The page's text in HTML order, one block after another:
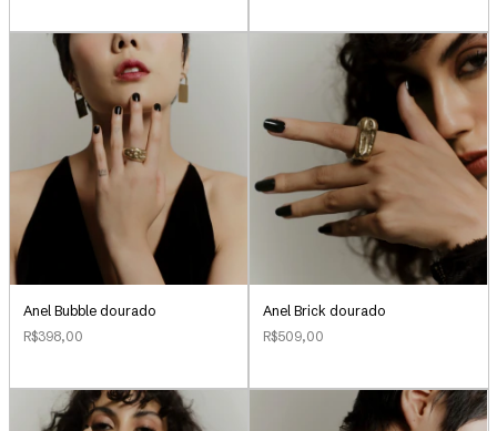
Anel Bubble dourado
R$398,00
Anel Brick dourado
R$509,00